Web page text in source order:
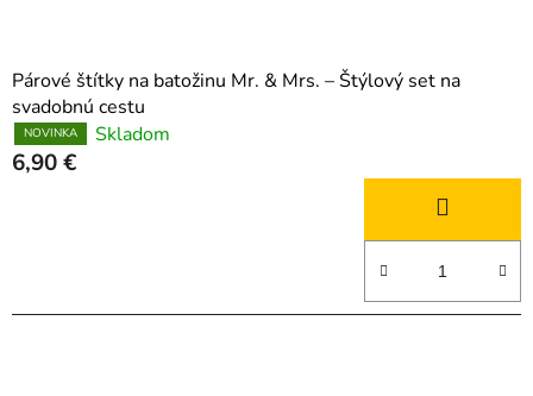
Párové štítky na batožinu Mr. & Mrs. – Štýlový set na
svadobnú cestu
NOVINKA Skladom
6,90 €